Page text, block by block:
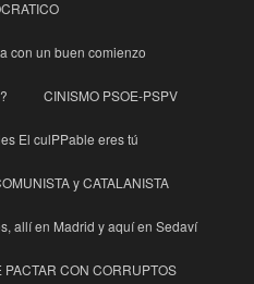
con un buen comienzo
CINISMO PSOE-PSPV
El culPPable eres tú
y CATALANISTA
allí en Madrid y aquí en Sedaví
PACTAR CON CORRUPTOS